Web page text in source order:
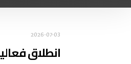
2026-07-03
انطلاق